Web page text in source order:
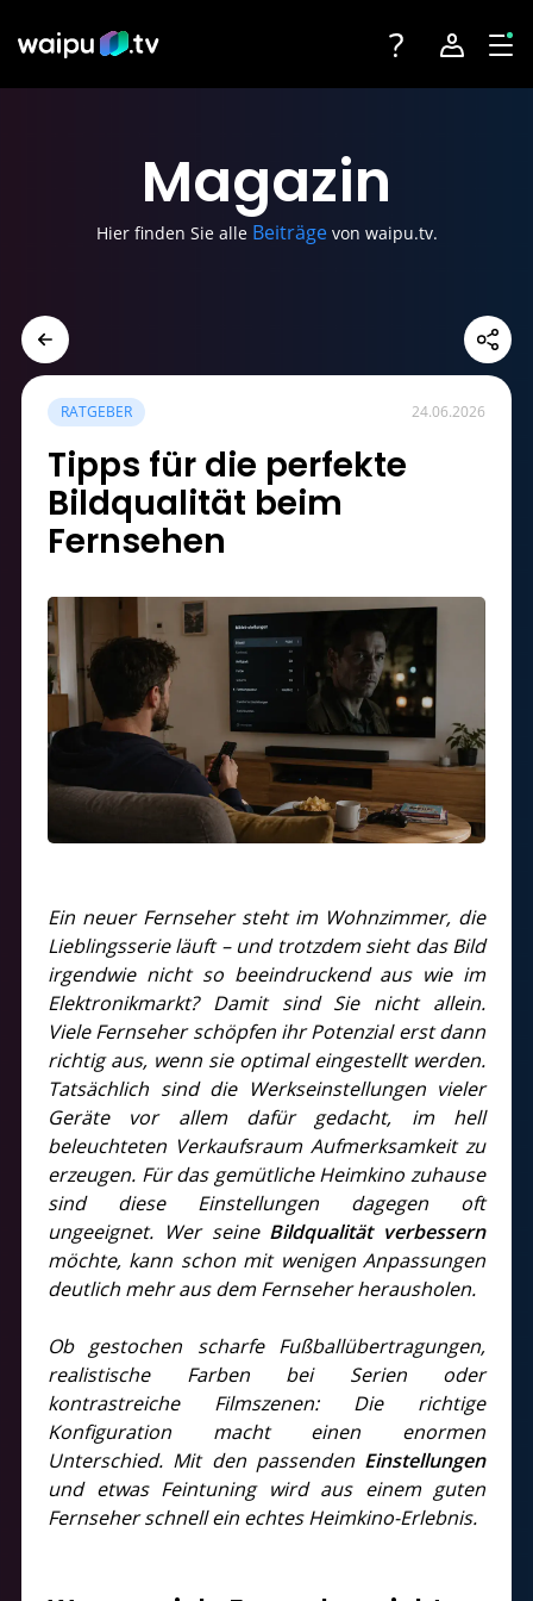
Angebote
Streaming-Partner
Geräte
Toggle navigation
Account
Registrieren
Magazin
Hier finden Sie alle Beiträgevon waipu.tv.
RATGEBER 24.06.2026
Tipps für die perfekte
Bildqualität beim
Fernsehen
Ein neuer Fernseher steht im Wohnzimmer, die
Lieblingsserie läuft – und trotzdem sieht das Bild
irgendwie nicht so beeindruckend aus wie im
Elektronikmarkt? Damit sind Sie nicht allein.
Viele Fernseher schöpfen ihr Potenzial erst dann
richtig aus, wenn sie optimal eingestellt werden.
Tatsächlich sind die Werkseinstellungen vieler
Geräte vor allem dafür gedacht, im hell
beleuchteten Verkaufsraum Aufmerksamkeit zu
erzeugen. Für das gemütliche Heimkino zuhause
sind diese Einstellungen dagegen oft
ungeeignet. Wer seine Bildqualität verbessern
möchte, kann schon mit wenigen Anpassungen
deutlich mehr aus dem Fernseher herausholen.
Ob gestochen scharfe Fußballübertragungen,
realistische Farben bei Serien oder
kontrastreiche Filmszenen: Die richtige
Konfiguration macht einen enormen
Unterschied. Mit den passenden Einstellungen
und etwas Feintuning wird aus einem guten
Fernseher schnell ein echtes Heimkino-Erlebnis.